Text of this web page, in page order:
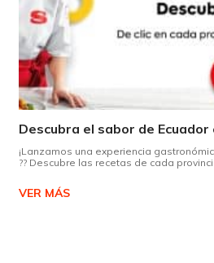
¡Lanzamos una experiencia
?? Descubre las recetas de cada
VER MÁS